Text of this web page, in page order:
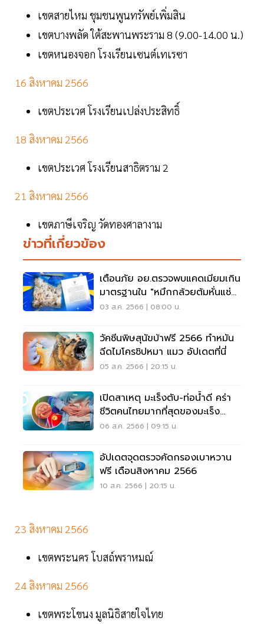
เขตสายไหม ชุมชนพูนทรัพย์เพิ่มสิน
เขตบางพลัด ใต้สะพานพระราม 8 (9.00-14.00 น.)
เขตหนองจอก โรงเรียนเซนต์เทเรซา
16 สิงหาคม 2566
เขตประเวศ โรงเรียนเปล่งประสิทธิ์
18 สิงหาคม 2566
เขตประเวศ โรงเรียนสาธิตราม 2
21 สิงหาคม 2566
เขตภาษีเจริญ วัดทองศาลางาม
ข่าวที่เกี่ยวข้อง
เตือนภัย อย.ตรวจพบแคดเมียมเกิน
มาตรฐานใน "หมึกกล้วยต้มหั่นแช่
แข็ง"
03 ส.ค. 2566 | 08:00 น.
วัคซีนพิษสุนัขบ้าฟรี 2566 ทำหมัน
ฉีดไมโครชิปหมา แมว อัปเดตที่นี่
05 ส.ค. 2566 | 20:15 น.
เปิดสาเหตุ มะเร็งตับ-ท่อน้ำดี คร่า
ชีวิตคนไทยมากที่สุดของมะเร็ง
ทั้งหมด
06 ส.ค. 2566 | 09:15 น.
อัปเดตจุดตรวจคัดกรองเบาหวาน
ฟรี เดือนสิงหาคม 2566
10 ส.ค. 2566 | 20:15 น.
23 สิงหาคม 2566
เขตพระนคร โบสถ์พราหมณ์
24 สิงหาคม 2566
เขตพระโขนง มูลนิธิสายใจไทย